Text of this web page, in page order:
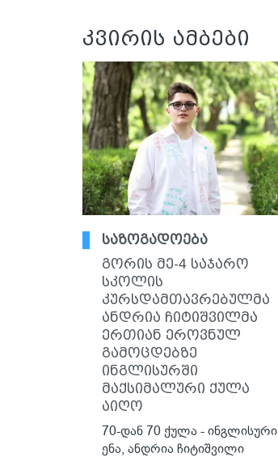
კვირის ამბები
საზოგადოება
გორის მე-4 საჯარო
სკოლის
კურსდამთავრებულმა
ანდრია ჩიტიშვილმა
ერთიან ეროვნულ
გამოცდებზე
ინგლისურში
მაქსიმალური ქულა
აიღო
70-დან 70 ქულა - ინგლისური
ენა, ანდრია ჩიტიშვილი